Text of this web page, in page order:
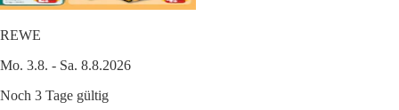
REWE
Mo. 3.8. - Sa. 8.8.2026
Noch 3 Tage gültig